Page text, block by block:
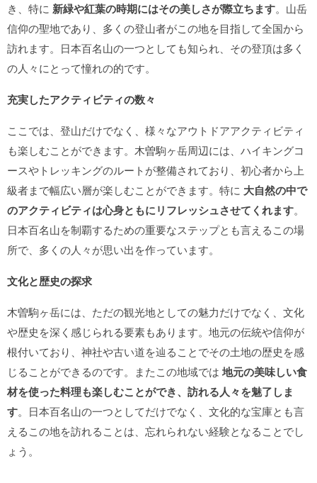
き、特に 新緑や紅葉の時期にはその美しさが際立ちます。山岳
信仰の聖地であり、多くの登山者がこの地を目指して全国から
訪れます。日本百名山の一つとしても知られ、その登頂は多く
の人々にとって憧れの的です。
充実したアクティビティの数々
ここでは、登山だけでなく、様々なアウトドアアクティビティ
も楽しむことができます。木曽駒ヶ岳周辺には、ハイキングコ
ースやトレッキングのルートが整備されており、初心者から上
級者まで幅広い層が楽しむことができます。特に 大自然の中で
のアクティビティは心身ともにリフレッシュさせてくれます。
日本百名山を制覇するための重要なステップとも言えるこの場
所で、多くの人々が思い出を作っています。
文化と歴史の探求
木曽駒ヶ岳には、ただの観光地としての魅力だけでなく、文化
や歴史を深く感じられる要素もあります。地元の伝統や信仰が
根付いており、神社や古い道を辿ることでその土地の歴史を感
じることができるのです。またこの地域では 地元の美味しい食
材を使った料理も楽しむことができ、訪れる人々を魅了しま
す。日本百名山の一つとしてだけでなく、文化的な宝庫とも言
えるこの地を訪れることは、忘れられない経験となることでし
ょう。